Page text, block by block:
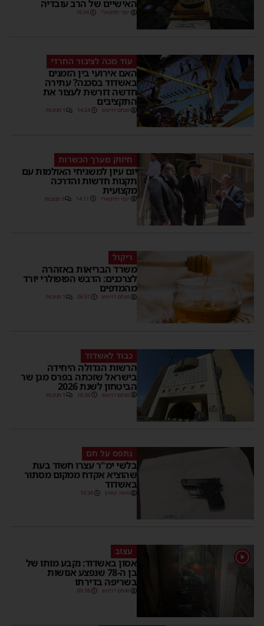
האישיים של הרב עובדיה
יוסי יחזקאלי 16:34
עוד מכה לציבור החרדי
האם אירועי בין הזמנים
באשדוד בסכנה? עתירה
חדשה דורשת לעצור את
התקציבים
מנחם דויטש 14:24 1 תגובות
חיזוק מערך הכשרות
יום עיון למשגיחי האולמות עם
תקנות חדשות והדרכה
מקצועית
יוסי יחזקאלי 14:11 1 תגובות
ריקול
משרד הבריאות באזהרה
לצרכנים: הדבש הפופולרי יורד
מהמדפים
מנחם דויטש 06:57 1 תגובות
כבוד לאשדוד
הרשות הגדולה היחידה
בישראל שזכתה בפרס מגן שר
הביטחון לשנת 2026
מנחם דויטש 18:36 1 תגובות
נתפס על חם
בלשי ימ"ר עצרו חשוד בעת
שהוציא אקדח ממקום מסתור
באשדוד
משה קאהן 10:38
1 עצוב
אסון באשדוד: נקבע מותו של
בן ה-78 שנפצע אנושות
בשריפה בדירתו
מנחם דויטש 09:38